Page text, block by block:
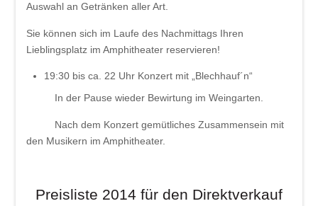
Auswahl an Getränken aller Art.
Sie können sich im Laufe des Nachmittags Ihren
Lieblingsplatz im Amphitheater reservieren!
19:30 bis ca. 22 Uhr Konzert mit „Blechhauf´n“
In der Pause wieder Bewirtung im Weingarten.
Nach dem Konzert gemütliches Zusammensein mit
den Musikern im Amphitheater.
Preisliste 2014 für den Direktverkauf